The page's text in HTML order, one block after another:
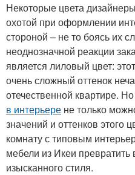
Некоторые цвета
охотой при оформлении
стороной – не то боясь их
неоднозначной реакции
является лиловый цвет:
очень сложный оттенок
отечественной квартире.
в интерьере не только
значений и оттенков этого
комнату с типовым
мебели из Икеи превратить
изысканного стиля.